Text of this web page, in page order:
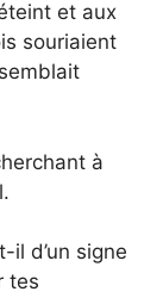
et aux
souriaient
à
d’un signe
tes